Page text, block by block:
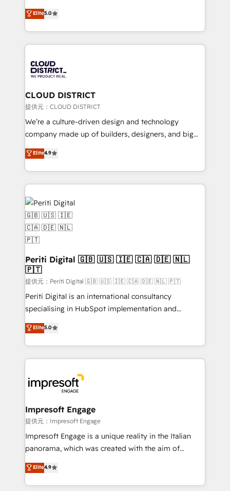
Inbound Campaign of the Year 🏆 Gold AVA Digital
Award for Best Website 🌟 Accreditations: CRM
expertise across Latin America and Southern
Europe, with teams across 7 countries. Born in Chile,
we combine local insight with international reach to
help businesses grow through technology, creativity,
500+ HubSpot implementations, building end-to-
end solutions that integrate CRM, AI automation,
inbound and loop marketing, content, and digital
creativity. Our multicultural team works in Spanish,
Portuguese, and English to design scalable strategies
that drive measurable growth. 🌎 Highlights: • 10+
Platform Migration Excellence. • Top 3 Partner of the
Year LATAM 2022, 2023, 2024, 2025. • Partner of the
business with HubSpot? Let Cebra’s experts help
you grow faster, smarter, and with impact.
Elite5.0
CLOUD DISTRICT
提供元：CLOUD DISTRICT
We’re a culture-driven design and technology
company made up of builders, designers, and big
thinkers. We blend strategy, design, and
development—always fueled by curiosity—to turn
ideas, opportunities, and challenges into meaningful
experiences. To us, technology is more than just
code; it’s about creating things that are useful, cool,
and—most importantly—simple. That’s why we lean
into bold ideas and shape them into thoughtful
products and strategies that actually make a
difference.
Elite4.9
Periti Digital 🇬🇧 🇺🇸 🇮🇪 🇨🇦 🇩🇪 🇳🇱
🇵🇹
提供元：Periti Digital 🇬🇧 🇺🇸 🇮🇪 🇨🇦 🇩🇪 🇳🇱 🇵🇹
Periti Digital is an international consultancy
specialising in HubSpot implementation and
Antropic's Claude business transformation, with
offices in Dublin, Munich, Rotterdam, Lisbon, and
New York. We help organisations unlock their full
revenue potential by deeply integrating core
beyond, with HubSpot, and layering Anthropic's
Claude AI across the processes that matter most.
From automating complex workflows to surfacing
insights buried in data, we build intelligent systems
that think, connect, and scale. Our approach goes
beyond configuration. We embed ourselves in our
actually runs, and architect solutions that make
technology work harder — so their people don't
Elite5.0
Impresoft Engage
提供元：Impresoft Engage
Impresoft Engage is a unique reality in the Italian
panorama, which was created with the aim of
putting Customer Experience at the center by
creating digital environments capable of integrating
people, processes and data. We offer the best
Elite4.9